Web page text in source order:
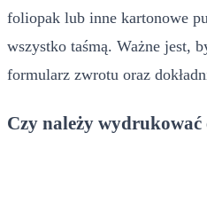
foliopak lub inne kartonowe
wszystko taśmą. Ważne jest,
formularz zwrotu oraz
Czy należy